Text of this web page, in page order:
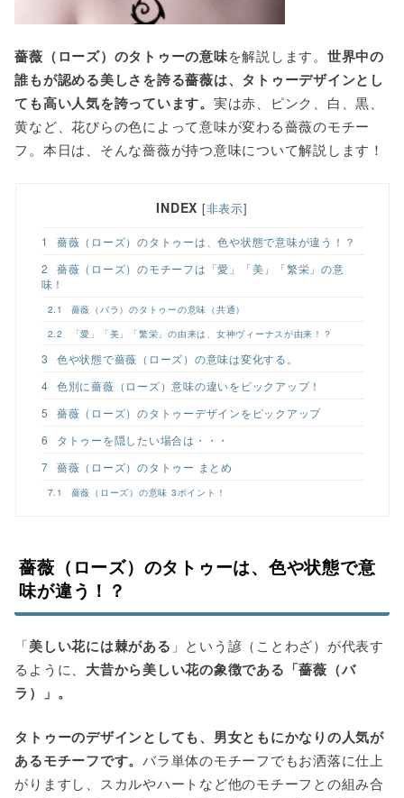
薔薇（ローズ）のタトゥーの意味を解説します。 世界中の
誰もが認める美しさを誇る薔薇は、タトゥーデザインとし
ても高い人気を誇っています。 実は赤、ピンク、白、黒、
黄など、花びらの色によって意味が変わる薔薇のモチー
フ。本日は、そんな薔薇が持つ意味について解説します！
INDEX [非表示]
1
薔薇（ローズ）のタトゥーは、色や状態で意味が違う！？
2
薔薇（ローズ）のモチーフは「愛」「美」「繁栄」の意
味！
2.1
薔薇（バラ）のタトゥーの意味（共通）
2.2
「愛」「美」「繁栄」の由来は、女神ヴィーナスが由来！？
3
色や状態で薔薇（ローズ）の意味は変化する。
4 色別に薔薇（ローズ）意味の違いをピックアップ！
5
薔薇（ローズ）のタトゥーデザインをピックアップ
6
タトゥーを隠したい場合は・・・
7 薔薇（ローズ）のタトゥー まとめ
7.1 薔薇（ローズ）の意味 3ポイント！
薔薇（ローズ）のタトゥーは、色や状態で意
味が違う！？
「美しい花には棘がある 」という諺（ことわざ）が代表す
るように、 大昔から美しい花の象徴である「薔薇（バ
ラ）」。
タトゥーのデザインとしても、男女ともにかなりの人気が
あるモチーフです。バラ単体のモチーフでもお洒落に仕上
がりますし、スカルやハートなど他のモチーフとの組み合